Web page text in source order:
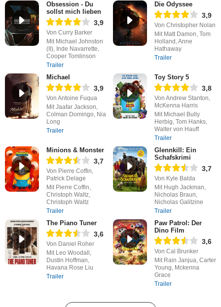
Obsession - Du
sollst mich lieben
3,9
Von Curry Barker
Mit Michael Johnston
(II), Inde Navarrette,
Cooper Tomlinson
Trailer
Die Odyssee
3,9
Von Christopher Nolan
Mit Matt Damon, Tom
Holland, Anne
Hathaway
Trailer
Michael
3,9
Von Antoine Fuqua
Mit Jaafar Jackson,
Colman Domingo, Nia
Long
Trailer
Toy Story 5
3,8
Von Andrew Stanton,
McKenna Harris
Mit Michael Bully
Herbig, Tom Hanks,
Walter von Hauff
Trailer
Minions & Monster
3,7
Von Pierre Coffin,
Patrick Delage
Mit Pierre Coffin,
Christoph Waltz,
Christoph Waltz
Trailer
Glennkill: Ein
Schafskrimi
3,7
Von Kyle Balda
Mit Hugh Jackman,
Nicholas Braun,
Nicholas Galitzine
Trailer
The Piano Tuner
3,6
Von Daniel Roher
Mit Leo Woodall,
Dustin Hoffman,
Havana Rose Liu
Trailer
Paw Patrol: Der
Dino Film
3,6
Von Cal Brunker
Mit Rain Janjua, Carter
Young, Mckenna
Grace
Trailer